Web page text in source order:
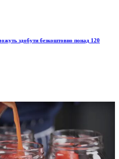
здобути безкоштовно понад 120